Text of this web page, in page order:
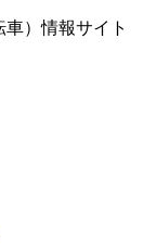
）情報サイト